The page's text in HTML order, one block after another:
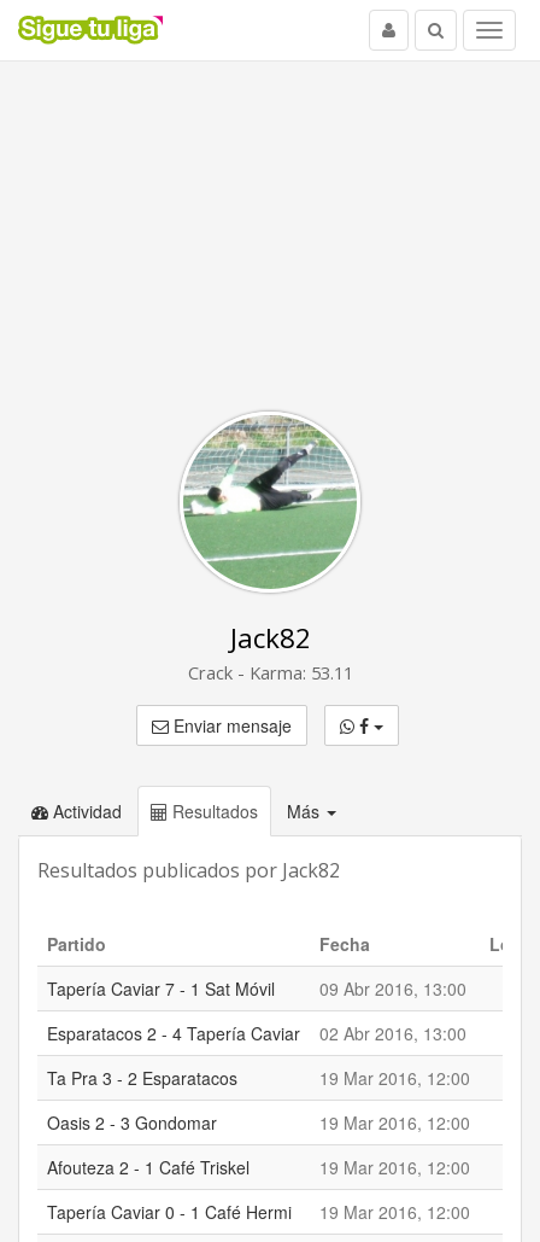
Menu
Buscar
Usuario
Jack82
Crack - Karma: 53.11
Enviar mensaje
Actividad Resultados Más
Resultados publicados por Jack82
Partido Fecha
Local
Tapería Caviar 7 - 1 Sat Móvil
09 Abr 2016, 13:00
Esparatacos 2 - 4 Tapería Caviar
02 Abr 2016, 13:00
Ta Pra 3 - 2 Esparatacos
19 Mar 2016, 12:00
Oasis 2 - 3 Gondomar
19 Mar 2016, 12:00
Afouteza 2 - 1 Café Triskel
19 Mar 2016, 12:00
Tapería Caviar 0 - 1 Café Hermi
19 Mar 2016, 12:00